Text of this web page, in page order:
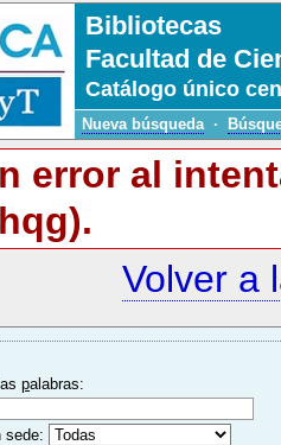
Bibliotecas
Facultad de
Catálogo único
Nueva búsqueda ·
error al
Volver a
palabras:
sede: